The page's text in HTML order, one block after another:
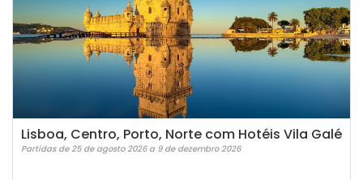
Lisboa, Centro, Porto, Norte com Hotéis Vila Galé
Partidas de 25 de agosto 2026 a 9 de dezembro 2026